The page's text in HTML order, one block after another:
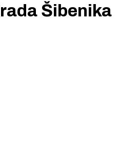
Šibenika